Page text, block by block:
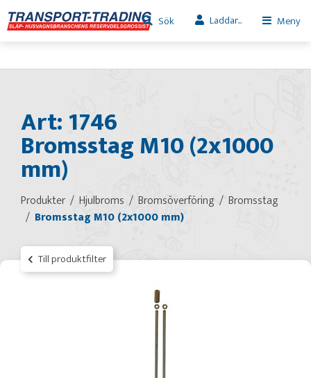
Sök Laddar... Meny
Art: 1746
Bromsstag M10 (2x1000
mm)
Produkter Hjulbroms Bromsöverföring
Bromsstag
Bromsstag M10 (2x1000 mm)
Till produktfilter